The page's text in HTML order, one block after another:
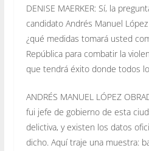
DENISE MAERKER: Sí, la
candidato Andrés Manuel
¿qué medidas tomará usted
República para combatir la
que tendrá éxito donde todos
ANDRÉS MANUEL LÓPEZ
fui jefe de gobierno de esta
delictiva, y existen los datos
dicho. Aquí traje una muestra: